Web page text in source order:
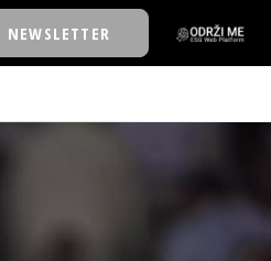
NEWSLETTER